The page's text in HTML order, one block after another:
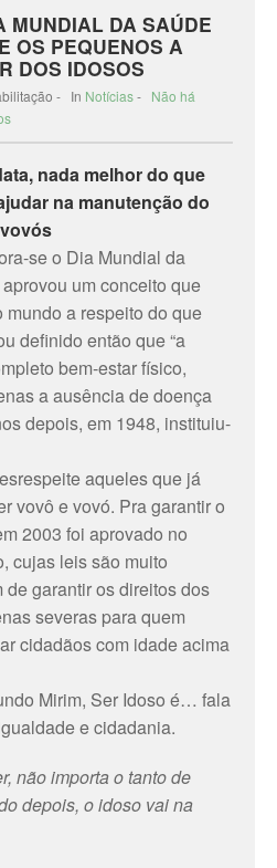
MUNDIAL DA SAÚDE
OS PEQUENOS A
DOS IDOSOS
- In Notícias- Não há
nada melhor do que
na manutenção do
se o Dia Mundial da
um conceito que
a respeito do que
definido então que “a
bem-estar físico,
a ausência de doença
depois, em 1948, instituiu-
aqueles que já
vovô e vovó. Pra garantir o
2003 foi aprovado no
cujas leis são muito
garantir os direitos dos
severas para quem
cidadãos com idade acima
Mirim, Ser Idoso é… fala
e cidadania.
não importa o tanto de
depois, o idoso vai na